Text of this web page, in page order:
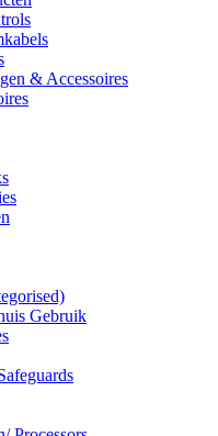
& Accessoires
Gebruik